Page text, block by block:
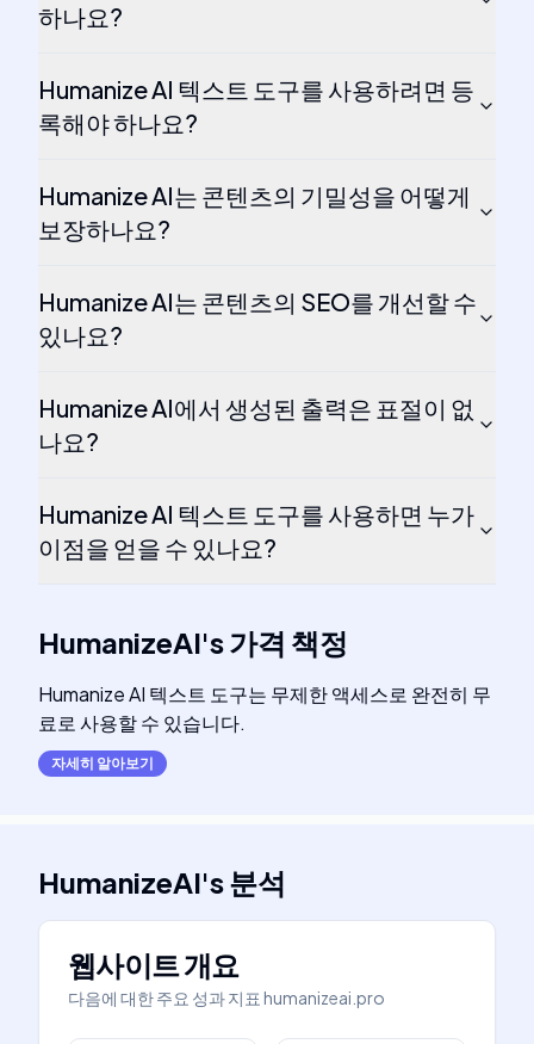
하나요?
Humanize AI 텍스트 도구를 사용하려면 등
록해야 하나요?
Humanize AI는 콘텐츠의 기밀성을 어떻게
보장하나요?
Humanize AI는 콘텐츠의 SEO를 개선할 수
있나요?
Humanize AI에서 생성된 출력은 표절이 없
나요?
Humanize AI 텍스트 도구를 사용하면 누가
이점을 얻을 수 있나요?
HumanizeAI's가격 책정
Humanize AI 텍스트 도구는 무제한 액세스로 완전히 무
료로 사용할 수 있습니다.
자세히 알아보기
HumanizeAI's분석
웹사이트 개요
다음에 대한 주요 성과 지표 humanizeai.pro